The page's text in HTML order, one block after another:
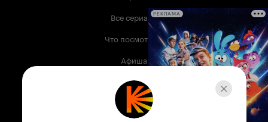
Все сериалы
Что посмотреть
Афиша
Музыка
Телепрограмма
РЕКЛАМА